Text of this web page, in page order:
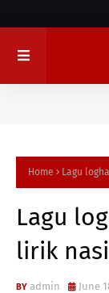
Home Lagu
Lagu
lirik
admin June